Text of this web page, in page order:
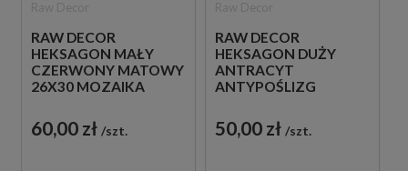
RAW DECOR
HEKSAGON MAŁY
CZERWONY MATOWY
26X30 MOZAIKA
60,00 zł szt.
RAW DECOR
HEKSAGON DUŻY
ANTRACYT
ANTYPOŚLIZG
DEKORACYJNA
50,00 zł szt.